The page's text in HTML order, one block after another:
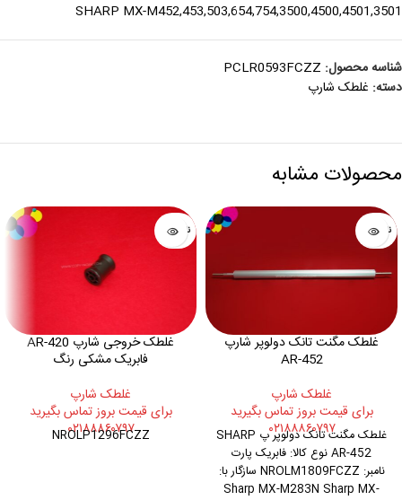
SHARP MX-M452,453,503,654,754,3500,4500,4501,3501
شناسه محصول: PCLR0593FCZZ
دسته: غلطک شارپ
محصولات مشابه
ناموجود
غلطک مگنت تانک دولوپر شارپ
AR-452
غلطک شارپ
برای قیمت بروز تماس بگیرید
۰۲۱۸۸۸۶۰۷۹۷
غلطک مگنت تانک دولوپر پ SHARP
AR-452 نوع کالا: فابریک پارت
نامبر: NROLM1809FCZZ سازگار با:
Sharp MX-M283N Sharp MX-
ناموجود
غلطک خروجی شارپ AR-420
فابریک مشکی رنگ
غلطک شارپ
برای قیمت بروز تماس بگیرید
۰۲۱۸۸۸۶۰۷۹۷
NROLP1296FCZZ